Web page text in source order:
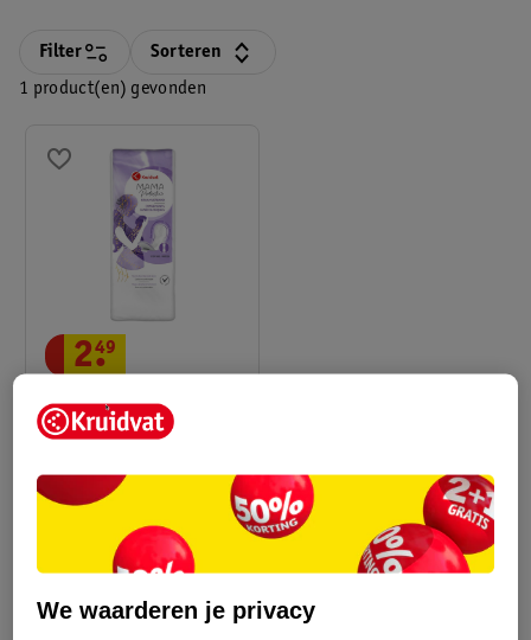
1 product(en) gevonden
Filter Sorteren
Kruidvat Mama
Protection
2.
49
We waarderen je privacy